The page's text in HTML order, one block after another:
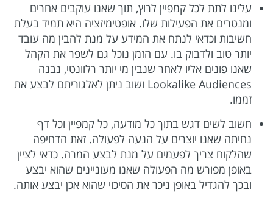
עלינו לתת לכל קמפיין לרוץ, תוך שאנו עוקבים אחרים
ומנטרים את הפעילות שלו. אופטימיזציה היא תמיד בעלת
חשיבות וכדאי לנתח את המידע על מנת להבין מה עובד
יותר טוב ולדבוק בו. עם הזמן נוכל גם לשפר את הקהל
שאנו פונים אליו לאחר שנבין מי יותר רלוונטי, נבנה
Lookalike Audiences ושוב ניתן לאלגוריתם לבצע את
זממו.
חשוב לשים דגש בתוך כל מודעה, כל קמפיין וכל דף
נחיתה שאנו יוצרים על הנעה לפעולה. זאת הדחיפה
שהלקוח צריך לפעמים על מנת לבצע המרה. כדאי לציין
באופן מפורש מה הפעולה שאנו מעוניינים שהוא יבצע
ובכך להגדיל באופן ניכר את הסיכוי שהוא אכן יבצע אותה.